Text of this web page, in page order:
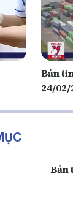
Bản
24/02/
Bản